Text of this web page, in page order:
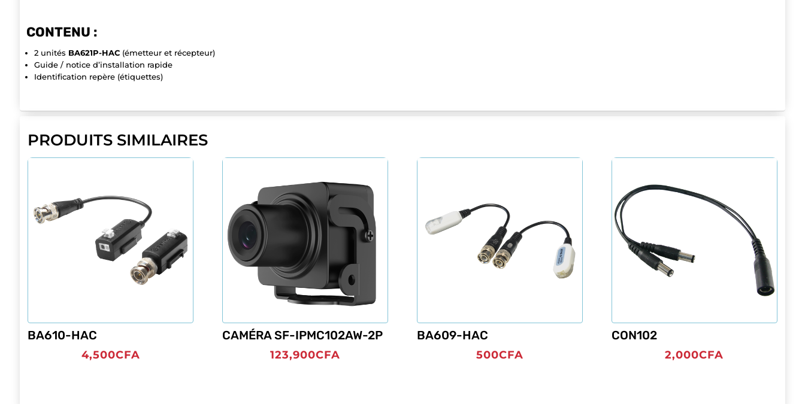
CONTENU :
2 unités BA621P-HAC (émetteur et récepteur)
Guide / notice d’installation rapide
Identification repère (étiquettes)
PRODUITS SIMILAIRES
BA610-HAC
4,500CFA
CAMÉRA SF-IPMC102AW-2P
123,900CFA
BA609-HAC
500CFA
CON102
2,000CFA